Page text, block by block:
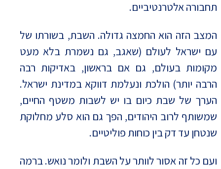
תחבורה אלטרנטיביים.
המצב הזה הוא החמצה גדולה. השבת, בשורתו של
עם ישראל לעולם (שאגב, גם נשמרת בלא מעט
מקומות בעולם, גם אם בראשון, באדיקות רבה
הרבה יותר) הולכת ונעלמת דווקא במדינת ישראל.
הערך של שבת כיום בו יש לשבות משטף החיים,
שמשותף לרוב היהודים, הפך גם הוא סלע מחלוקת
שנטחן עד דק בין כוחות פוליטיים.
ועם כל זה אסור לוותר על השבת ולומר נואש. ברמה